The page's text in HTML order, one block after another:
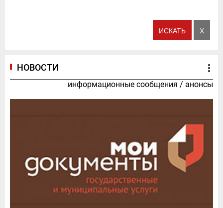
НОВОСТИ
информационные сообщения / анонсы